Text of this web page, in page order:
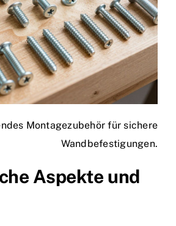
Montagezubehör für sichere
Wandbefestigungen.
Aspekte und